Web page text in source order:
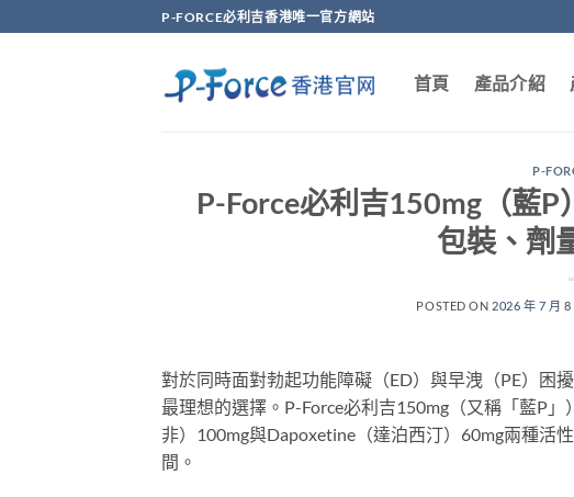
to
P-FORCE必利吉香港唯一官方網站
首頁 產品介紹
P-
P-Force必利吉150mg（藍P
包裝、劑
POSTED ON 2026 年 7 月 8
對於同時面對勃起功能障礙（ED）與早洩（PE）困
最理想的選擇。P-Force必利吉150mg（又稱「藍P
非）100mg與Dapoxetine（達泊西汀）60mg兩種活
間。